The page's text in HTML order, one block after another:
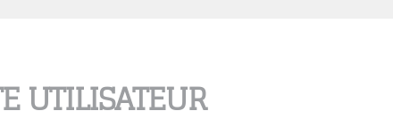
UTILISATEUR